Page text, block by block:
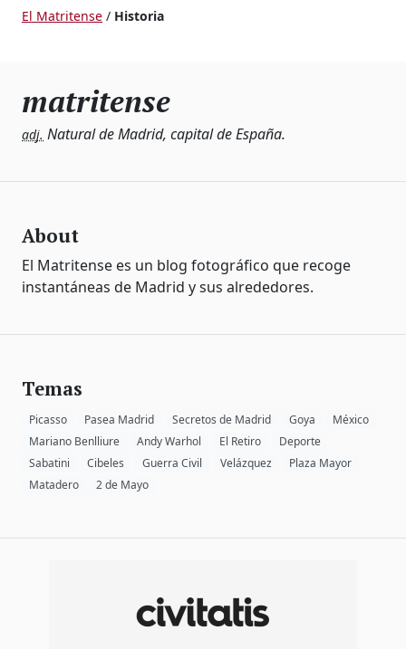
El Matritense / Historia
matritense
adj. Natural de Madrid, capital de España.
About
El Matritense es un blog fotográfico que recoge
instantáneas de Madrid y sus alrededores.
Temas
Picasso Pasea Madrid Secretos de Madrid Goya
México
Mariano Benlliure
Andy Warhol El Retiro
Deporte
Sabatini
Cibeles Guerra Civil Velázquez
Plaza Mayor
Matadero
2 de Mayo